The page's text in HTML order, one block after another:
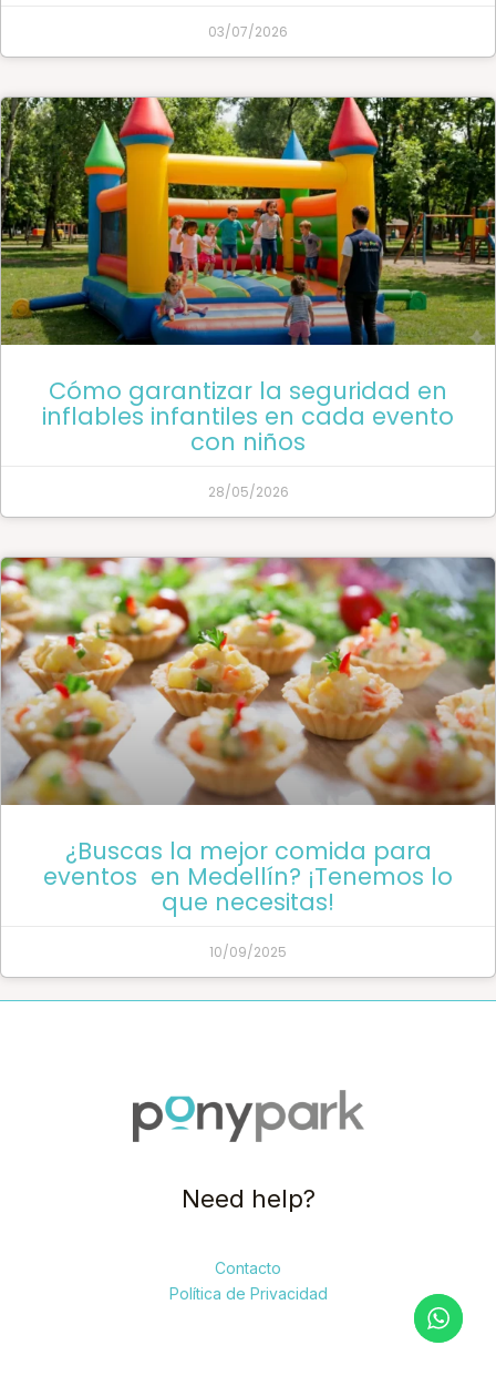
03/07/2026
Cómo garantizar la seguridad en
inflables infantiles en cada evento
con niños
28/05/2026
¿Buscas la mejor comida para
eventos en Medellín? ¡Tenemos lo
que necesitas!
10/09/2025
Need help?
Contacto
Política de Privacidad